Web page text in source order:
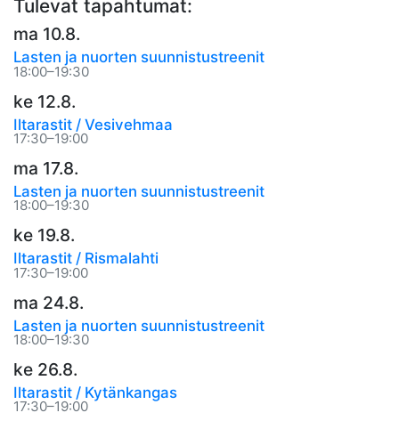
Tulevat tapahtumat:
ma 10.8.
Lasten ja nuorten suunnistustreenit
18:00–19:30
ke 12.8.
Iltarastit / Vesivehmaa
17:30–19:00
ma 17.8.
Lasten ja nuorten suunnistustreenit
18:00–19:30
ke 19.8.
Iltarastit / Rismalahti
17:30–19:00
ma 24.8.
Lasten ja nuorten suunnistustreenit
18:00–19:30
ke 26.8.
Iltarastit / Kytänkangas
17:30–19:00